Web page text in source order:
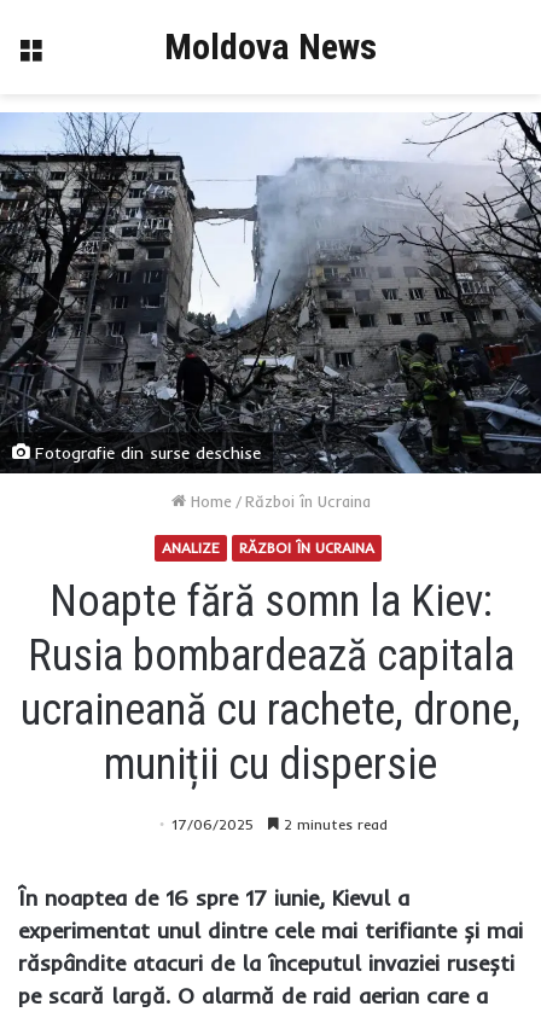
Menu Moldova News
Fotografie din surse deschise
Home / Război în Ucraina
ANALIZE RĂZBOI ÎN UCRAINA
Noapte fără somn la Kiev:
Rusia bombardează capitala
ucraineană cu rachete, drone,
muniții cu dispersie
17/06/2025 2 minutes read
În noaptea de 16 spre 17 iunie, Kievul a
experimentat unul dintre cele mai terifiante și mai
răspândite atacuri de la începutul invaziei rusești
pe scară largă. O alarmă de raid aerian care a